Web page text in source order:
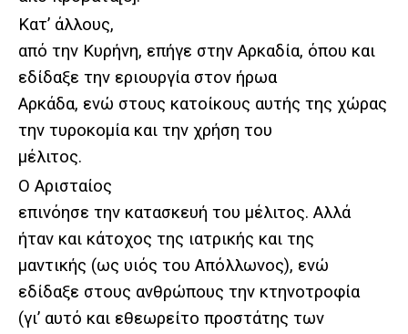
Κατ’ άλλους,
από την Κυρήνη, επήγε στην Αρκαδία, όπου και
εδίδαξε την εριουργία στον ήρωα
Αρκάδα, ενώ στους κατοίκους αυτής της χώρας
την τυροκομία και την χρήση του
μέλιτος.
Ο Αρισταίος
επινόησε την κατασκευή του μέλιτος. Αλλά
ήταν και κάτοχος της ιατρικής και της
μαντικής (ως υιός του Απόλλωνος), ενώ
εδίδαξε στους ανθρώπους την κτηνοτροφία
(γι’ αυτό και εθεωρείτο προστάτης των